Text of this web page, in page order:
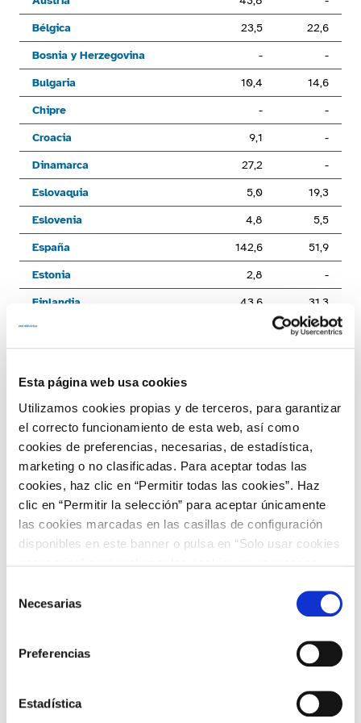
Esta página web usa cookies
Utilizamos cookies propias y de terceros, para garantizar
el correcto funcionamiento de esta web, así como
cookies de preferencias, necesarias, de estadística,
marketing o no clasificadas. Para aceptar todas las
cookies, haz clic en “Permitir todas las cookies”. Haz
clic en “Permitir la selección” para aceptar únicamente
las cookies marcadas en las casillas de configuración
disponibles en este banner o pulsa en “Solo usar cookies
Necesarias
Preferencias
Estadística
Bélgica
23,5
22,6
Bosnia y Herzegovina
-
-
Bulgaria
10,4
14,6
Chipre
-
-
Croacia
9,1
-
Dinamarca
27,2
-
Eslovaquia
5,0
19,3
Eslovenia
4,8
5,5
España
142,6
51,9
Estonia
2,8
-
Finlandia
43,6
31,3
Francia
371,5
Hungria
Irlanda
-
-
Islandia
Italia
93,3
Letonia
4,2
Lituania
5,9
Luxemburgo
1,2
-
Montenegro
Paises Bajos
3,8
-